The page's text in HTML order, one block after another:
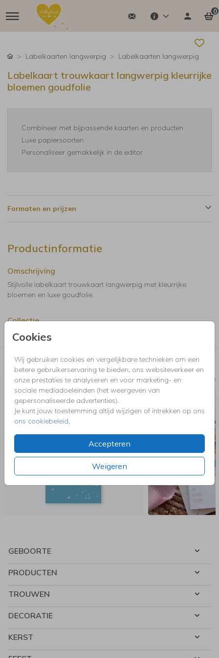
0
Cookies
Wij gebruiken cookies en vergelijkbare technieken om een
betere gebruikerservaring te bieden, ons websiteverkeer en
onze prestaties te analyseren en voor marketing- en
sociale mediadoeleinden (het weergeven van
gepersonaliseerde advertenties).
Je kunt jouw toestemming altijd wijzigen of intrekken op ons
ons cookiebeleid
Accepteren
Weigeren
Labelkaarten langwerpig Labelkaarten langwerpig
Labelkaart trouwkaart langwerpig kleurrijke
bloemen goudfolie
Combineer met bijpassende kaarten en producten
Luxe papiersoorten
Personaliseer gemakkelijk in de editor
Formaten en prijzen
Productinformatie
Omschrijving
Stijlvolle labelkaart trouwkaart langwerpig met kleurrijke
bloemen en luxe goudfolie.
Collectie
Labelkaarten langwerpig
Nog meer in deze stijl voor jou
MENUKAART
GEBOORTE
PRODUCTEN
TROUWEN
DECORATIE
KERST